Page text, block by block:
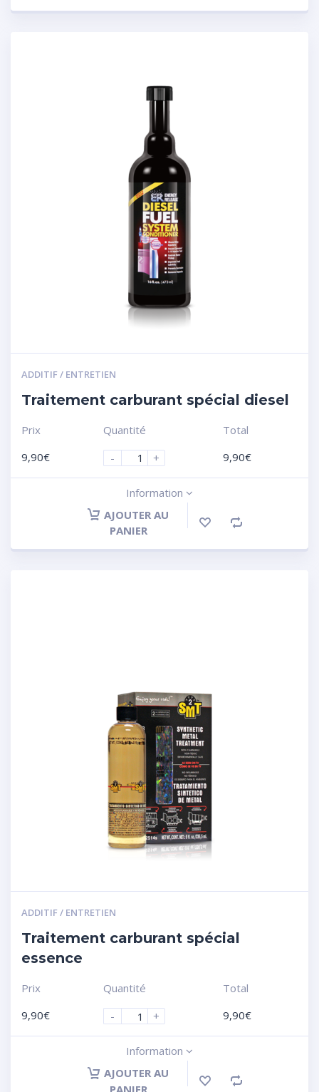
ADDITIF / ENTRETIEN
Traitement carburant spécial diesel
Prix
9,90€
Quantité
-
+
Total
9,90€
Information
AJOUTER AU
PANIER
ADDITIF / ENTRETIEN
Traitement carburant spécial
essence
Prix
9,90€
Quantité
-
+
Total
9,90€
Information
AJOUTER AU
PANIER